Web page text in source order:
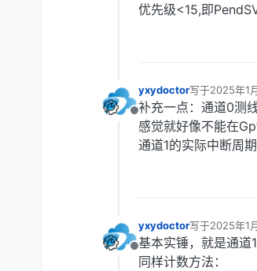
优先级<15,即
离线
yxydoctor写于2025年1
最后由 编辑
补充一点：通道0测
感觉就好像不能在
通道1的实际中断周
离线
yxydoctor写于2025年1
最后由 编辑
基本实锤，就是通道
同样计数方法：